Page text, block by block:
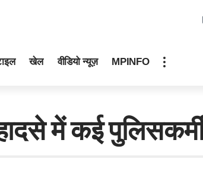
खेल वीडियो न्यूज़ MPINFO
में कई